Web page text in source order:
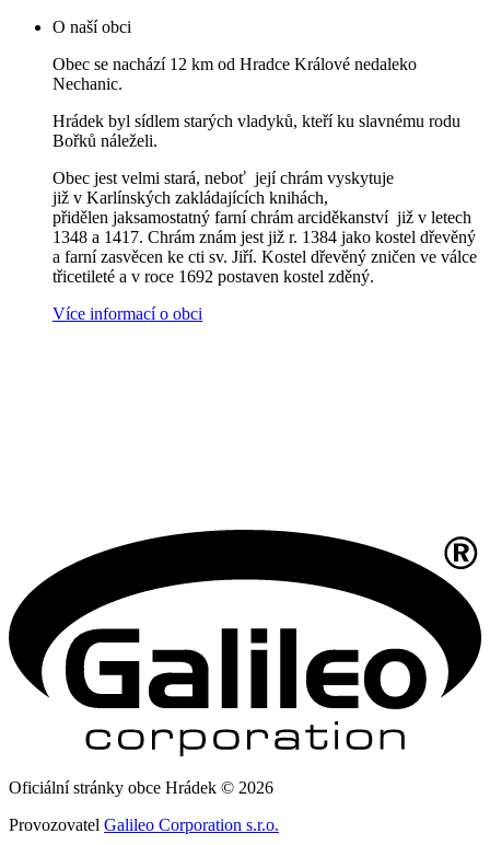
O naší obci
Obec se nachází 12 km od Hradce Králové nedaleko
Nechanic.
Hrádek byl sídlem starých vladyků, kteří ku slavnému rodu
Bořků náleželi.
Obec jest velmi stará, neboť její chrám vyskytuje
již v Karlínských zakládajících knihách,
přidělen jaksamostatný farní chrám arciděkanství již v letech
1348 a 1417. Chrám znám jest již r. 1384 jako kostel dřevěný
a farní zasvěcen ke cti sv. Jiří. Kostel dřevěný zničen ve válce
třicetileté a v roce 1692 postaven kostel zděný.
Více informací o obci
Oficiální stránky obce Hrádek © 2026
Provozovatel Galileo Corporation s.r.o.